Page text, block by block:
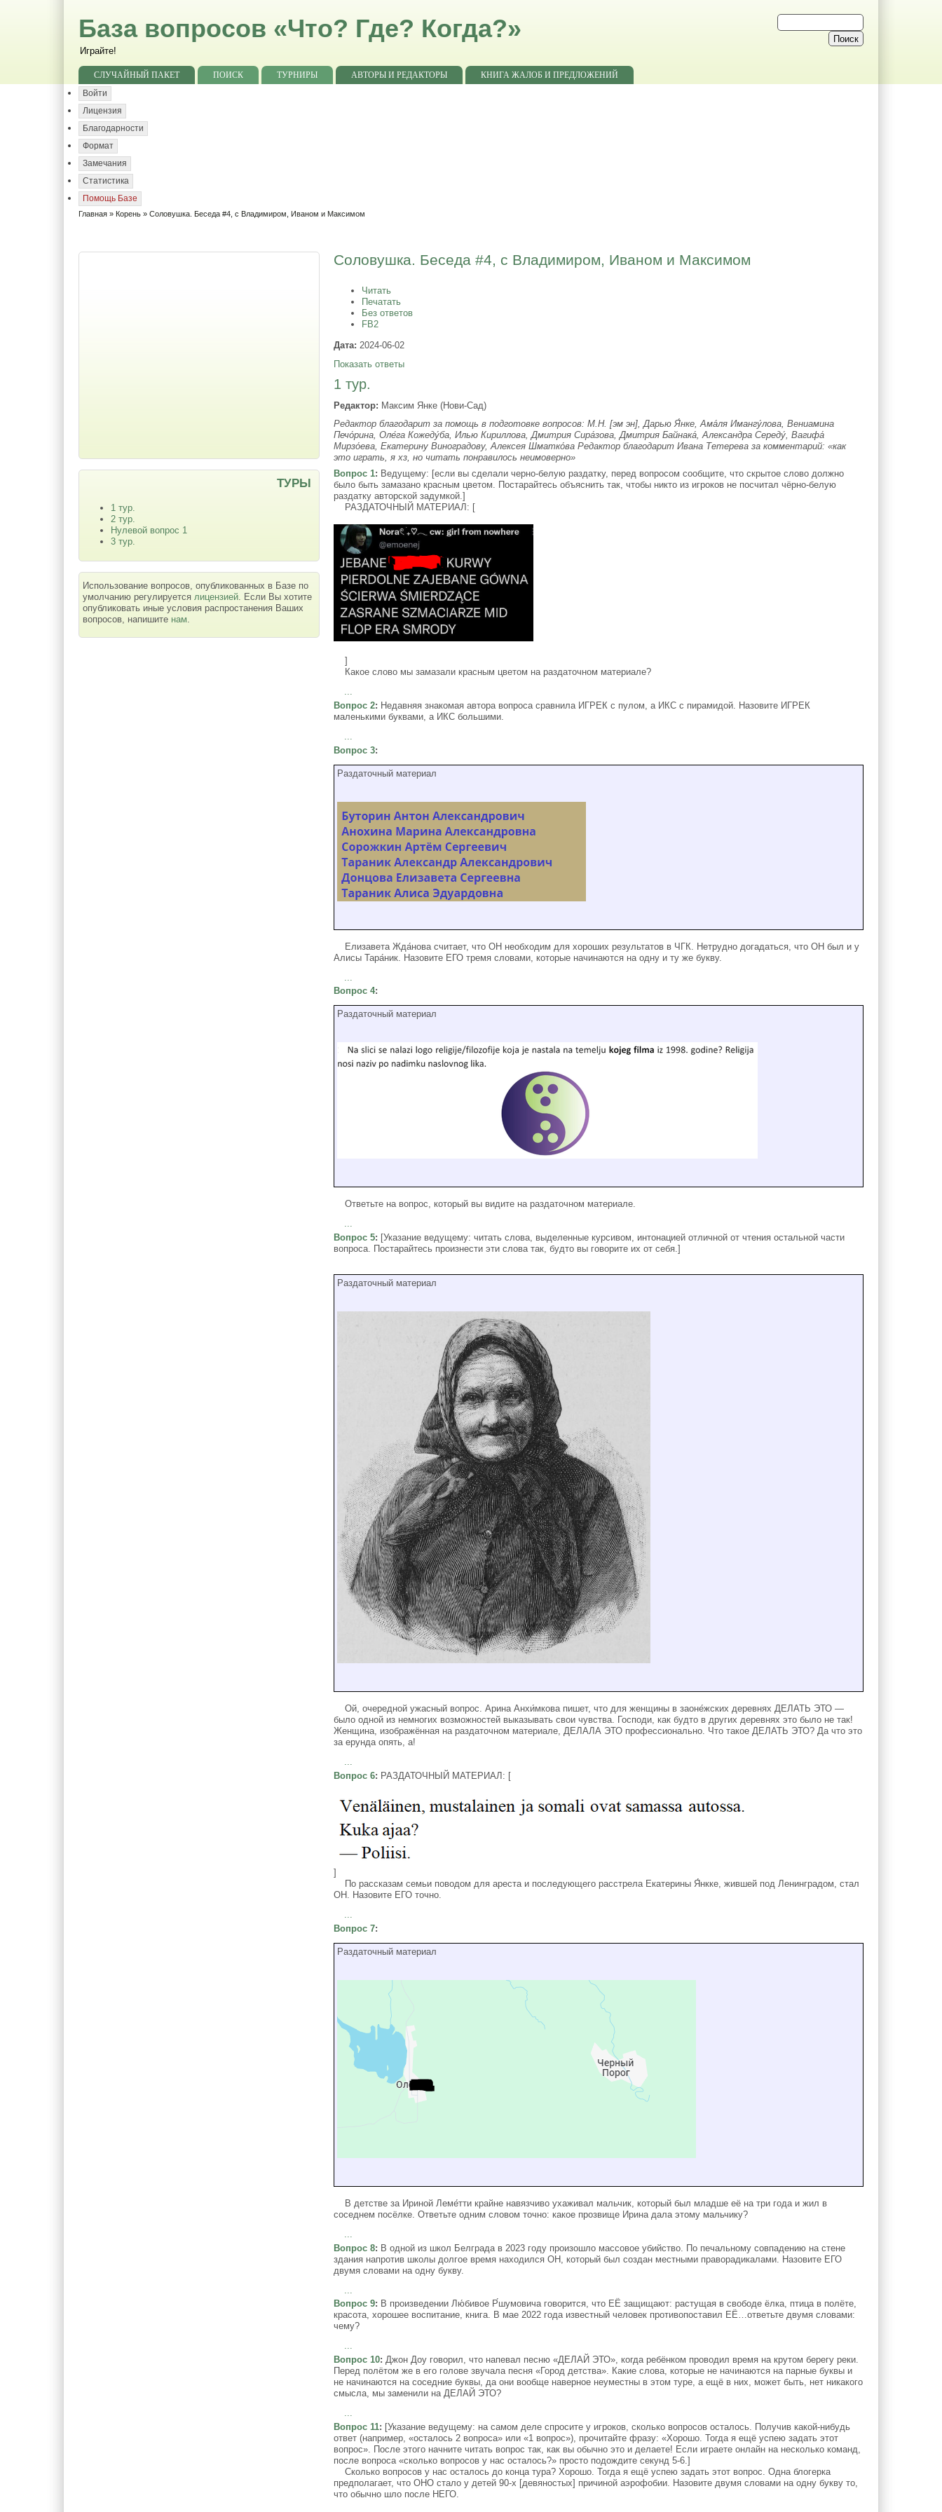
База вопросов «Что? Где? Когда?»
Играйте!
СЛУЧАЙНЫЙ ПАКЕТ ПОИСК ТУРНИРЫ АВТОРЫ И РЕДАКТОРЫ
КНИГА ЖАЛОБ И ПРЕДЛОЖЕНИЙ
Войти
Лицензия
Благодарности
Формат
Замечания
Статистика
Помощь Базе
Главная » Корень » Соловушка. Беседа #4, с Владимиром, Иваном и Максимом
Соловушка. Беседа #4, с Владимиром, Иваном и Максимом
Читать
Печатать
Без ответов
FB2
Дата: 2024-06-02
Показать ответы
1 тур.
Редактор: Максим Янке (Нови-Сад)
Редактор благодарит за помощь в подготовке вопросов: М.Н. [эм эн], Дарью Я́нке, Ама́ля Имангу́лова, Вениамина
Печо́рина, Оле́га Кожеду́ба, Илью Кириллова, Дмитрия Сира́зова, Дмитрия Байнака́, Александра Середу́, Вагифа́
Мирзо́ева, Екатерину Виноградову, Алексея Шматко́ва Редактор благодарит Ивана Тетерева за комментарий: «как
это играть, я хз, но читать понравилось неимоверно»
Вопрос 1: Ведущему: [если вы сделали черно-белую раздатку, перед вопросом сообщите, что скрытое слово должно
было быть замазано красным цветом. Постарайтесь объяснить так, чтобы никто из игроков не посчитал чёрно-белую
раздатку авторской задумкой.]
РАЗДАТОЧНЫЙ МАТЕРИАЛ: [
]
Какое слово мы замазали красным цветом на раздаточном материале?
Вопрос 2: Недавняя знакомая автора вопроса сравнила ИГРЕК с пулом, а ИКС с пирамидой. Назовите ИГРЕК
маленькими буквами, а ИКС большими.
Вопрос 3:
Раздаточный материал
Елизавета Жда́нова считает, что ОН необходим для хороших результатов в ЧГК. Нетрудно догадаться, что ОН был и у
Алисы Тара́ник. Назовите ЕГО тремя словами, которые начинаются на одну и ту же букву.
Вопрос 4:
Раздаточный материал
Ответьте на вопрос, который вы видите на раздаточном материале.
...
Вопрос 5: [Указание ведущему: читать слова, выделенные курсивом, интонацией отличной от чтения остальной части
вопроса. Постарайтесь произнести эти слова так, будто вы говорите их от себя.]
Раздаточный материал
Ой, очередной ужасный вопрос. Арина Анхи́мкова пишет, что для женщины в заоне́жских деревнях ДЕЛАТЬ ЭТО —
было одной из немногих возможностей выказывать свои чувства. Господи, как будто в других деревнях это было не так!
Женщина, изображённая на раздаточном материале, ДЕЛАЛА ЭТО профессионально. Что такое ДЕЛАТЬ ЭТО? Да что это
за ерунда опять, а!
...
Вопрос 6: РАЗДАТОЧНЫЙ МАТЕРИАЛ: [
]
По рассказам семьи поводом для ареста и последующего расстрела Екатерины Я́нкке, жившей под Ленинградом, стал
ОН. Назовите ЕГО точно.
Вопрос 7:
Раздаточный материал
В детстве за Ириной Леме́тти крайне навязчиво ухаживал мальчик, который был младше её на три года и жил в
соседнем посёлке. Ответьте одним словом точно: какое прозвище Ирина дала этому мальчику?
Вопрос 8: В одной из школ Белграда в 2023 году произошло массовое убийство. По печальному совпадению на стене
здания напротив школы долгое время находился ОН, который был создан местными праворадикалами. Назовите ЕГО
двумя словами на одну букву.
Вопрос 9: В произведении Лю́бивое Р́шумовича говорится, что ЕЁ защищают: растущая в свободе ёлка, птица в полёте,
красота, хорошее воспитание, книга. В мае 2022 года известный человек противопоставил ЕЁ…ответьте двумя словами:
чему?
...
Вопрос 10: Джон Доу говорил, что напевал песню «ДЕЛАЙ ЭТО», когда ребёнком проводил время на крутом берегу реки.
Перед полётом же в его голове звучала песня «Город детства». Какие слова, которые не начинаются на парные буквы и
не начинаются на соседние буквы, да они вообще наверное неуместны в этом туре, а ещё в них, может быть, нет никакого
смысла, мы заменили на ДЕЛАЙ ЭТО?
...
Вопрос 11: [Указание ведущему: на самом деле спросите у игроков, сколько вопросов осталось. Получив какой-нибудь
ответ (например, «осталось 2 вопроса» или «1 вопрос»), прочитайте фразу: «Хорошо. Тогда я ещё успею задать этот
вопрос». После этого начните читать вопрос так, как вы обычно это и делаете! Если играете онлайн на несколько команд,
после вопроса «сколько вопросов у нас осталось?» просто подождите секунд 5-6.]
Сколько вопросов у нас осталось до конца тура? Хорошо. Тогда я ещё успею задать этот вопрос. Одна блогерка
предполагает, что ОНО стало у детей 90-х [девяностых] причиной аэрофобии. Назовите двумя словами на одну букву то,
что обычно шло после НЕГО.
ТУРЫ
1 тур.
2 тур.
Нулевой вопрос 1
3 тур.
Использование вопросов, опубликованных в Базе по
умолчанию регулируетсялицензией. Если Вы хотите
опубликовать иные условия распростанения Ваших
вопросов, напишите нам.